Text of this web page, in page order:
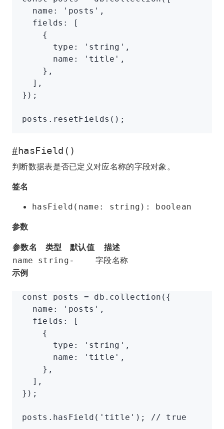
  name
: 'posts' ,
  fields
:
[
    {
      type
: 'string' ,
      name
: 'title' ,
    }
,
  ]
,
});
posts .resetFields ();
#hasField()
判断数据表是否已定义对应名称的字段对象。
签名
hasField(name: string): boolean
参数
参数名
类型 默认值 描述
name string -
字段名称
示例
const posts = db .collection ({
  name
: 'posts' ,
  fields
:
[
    {
      type
: 'string' ,
      name
: 'title' ,
    }
,
  ]
,
});
posts .hasField ( 'title' ); // true